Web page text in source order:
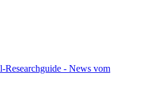
Researchguide - News vom